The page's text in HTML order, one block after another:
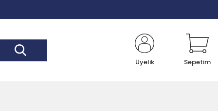
Üyelik Sepetim